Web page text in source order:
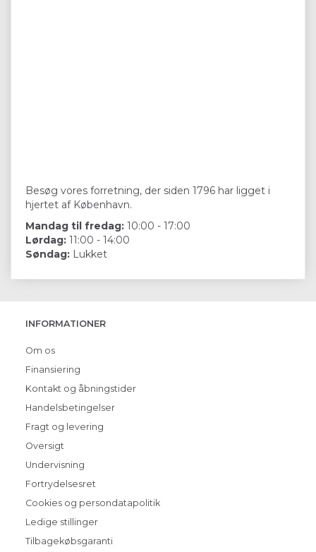
Besøg vores forretning, der siden 1796 har ligget i
hjertet af København.
Mandag til fredag: 10:00 - 17:00
Lørdag: 11:00 - 14:00
Søndag: Lukket
INFORMATIONER
Om os
Finansiering
Kontakt og åbningstider
Handelsbetingelser
Fragt og levering
Oversigt
Undervisning
Fortrydelsesret
Cookies og persondatapolitik
Ledige stillinger
Tilbagekøbsgaranti